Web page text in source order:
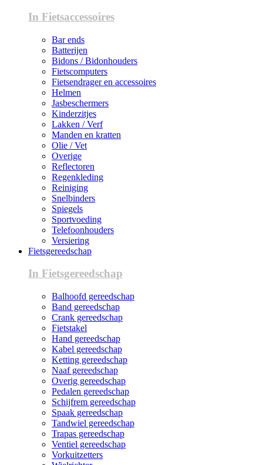
In Fietsaccessoires
Bar ends
Batterijen
Bidons / Bidonhouders
Fietscomputers
Fietsendrager en accessoires
Helmen
Jasbeschermers
Kinderzitjes
Lakken / Verf
Manden en kratten
Olie / Vet
Overige
Reflectoren
Regenkleding
Reiniging
Snelbinders
Spiegels
Sportvoeding
Telefoonhouders
Versiering
Fietsgereedschap
In Fietsgereedschap
Balhoofd gereedschap
Band gereedschap
Crank gereedschap
Fietstakel
Hand gereedschap
Kabel gereedschap
Ketting gereedschap
Naaf gereedschap
Overig gereedschap
Pedalen gereedschap
Schijfrem gereedschap
Spaak gereedschap
Tandwiel gereedschap
Trapas gereedschap
Ventiel gereedschap
Vorkuitzetters